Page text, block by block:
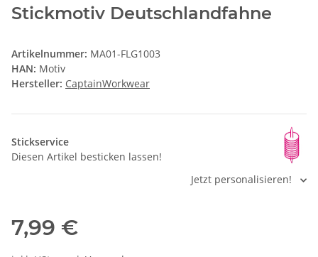
Stickmotiv Deutschlandfahne
Artikelnummer: MA01-FLG1003
HAN: Motiv
Hersteller: CaptainWorkwear
Stickservice
Diesen Artikel besticken lassen!
Jetzt personalisieren!
7,99 €